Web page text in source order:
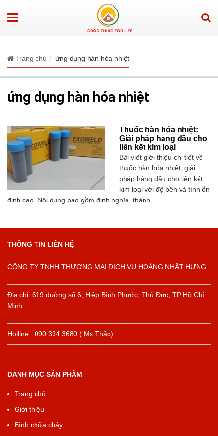
Trang chủ ứng dụng hàn hóa nhiệt
ứng dụng hàn hóa nhiệt
Thuốc hàn hóa nhiệt:
Giải pháp hàng đầu cho
liên kết kim loại
Bài viết giới thiệu chi tiết về
thuốc hàn hóa nhiệt, giải
pháp hàng đầu cho liên kết
kim loại với độ bền và tính ổn
định cao. Nội dung bao gồm định nghĩa, thành...
THÔNG TIN LIÊN HỆ
CÔNG TY TNHH THƯƠNG MẠI DỊCH VỤ HOÀNG NHẬT HƯNG
Địa chỉ: 619 đường số 6, Hiệp Bình Phước, Thủ Đức, TP Hồ Chí
Minh
Hotline : 090.334.3680 ( Ms Thảo)
DANH MỤC SẢN PHẨM
Trang chủ
Giới thiệu
Bình chữa cháy